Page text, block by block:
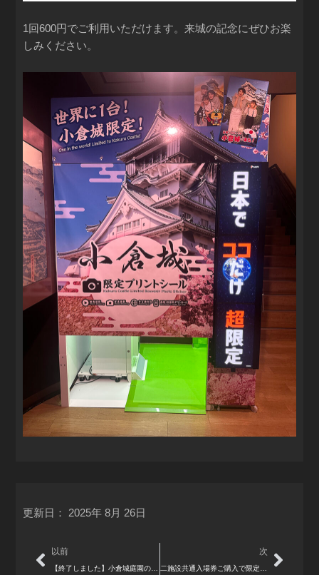
1回600円でご利用いただけます。来城の記念にぜひお楽
しみください。
更新日： 2025年 8月 26日
Prev
以前
【終了しました】小倉城庭園の開館を記念して「市民茶会」を開催（2025年9月15日）
次
二施設共通入場券ご購入で限定「ミニ御城印」をプレゼント なくなり次第終了
Next